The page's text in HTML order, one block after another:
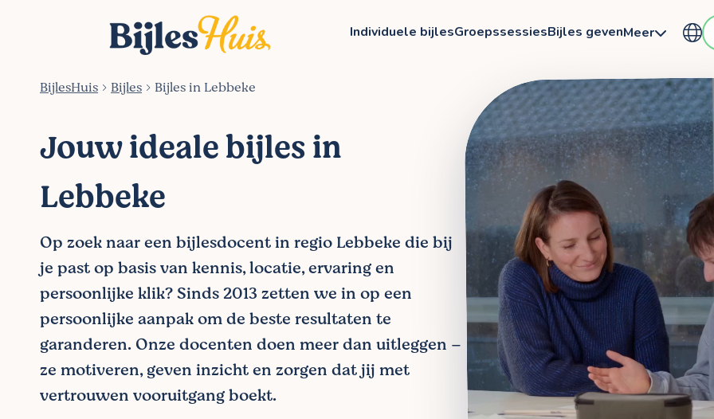
Individuele bijlesGroepssessiesBijles gevenMeer
BijlesHuis Bijles Bijles in Lebbeke
Jouw ideale bijles in
Lebbeke
Op zoek naar een bijlesdocent in regio Lebbeke die bij
je past op basis van kennis, locatie, ervaring en
persoonlijke klik? Sinds 2013 zetten we in op een
persoonlijke aanpak om de beste resultaten te
garanderen. Onze docenten doen meer dan uitleggen –
ze motiveren, geven inzicht en zorgen dat jij met
vertrouwen vooruitgang boekt.